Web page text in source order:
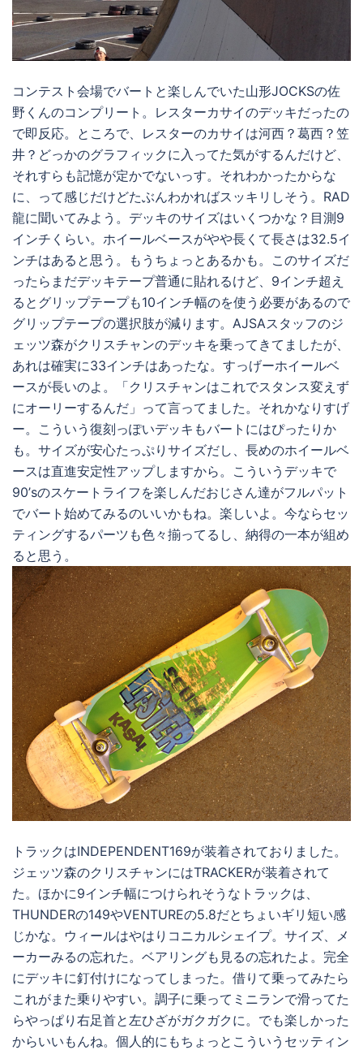
コンテスト会場でバートと楽しんでいた山形JOCKSの佐
野くんのコンプリート。レスターカサイのデッキだったの
で即反応。ところで、レスターのカサイは河西？葛西？笠
井？どっかのグラフィックに入ってた気がするんだけど、
それすらも記憶が定かでないっす。それわかったからな
に、って感じだけどたぶんわかればスッキリしそう。RAD
龍に聞いてみよう。デッキのサイズはいくつかな？目測9
インチくらい。ホイールベースがやや長くて長さは32.5イ
ンチはあると思う。もうちょっとあるかも。このサイズだ
ったらまだデッキテープ普通に貼れるけど、9インチ超え
るとグリップテープも10インチ幅のを使う必要があるので
グリップテープの選択肢が減ります。AJSAスタッフのジ
ェッツ森がクリスチャンのデッキを乗ってきてましたが、
あれは確実に33インチはあったな。すっげーホイールベ
ースが長いのよ。「クリスチャンはこれでスタンス変えず
にオーリーするんだ」って言ってました。それかなりすげ
ー。こういう復刻っぽいデッキもバートにはぴったりか
も。サイズが安心たっぷりサイズだし、長めのホイールベ
ースは直進安定性アップしますから。こういうデッキで
90’sのスケートライフを楽しんだおじさん達がフルパット
でバート始めてみるのいいかもね。楽しいよ。今ならセッ
ティングするパーツも色々揃ってるし、納得の一本が組め
ると思う。
トラックはINDEPENDENT169が装着されておりました。
ジェッツ森のクリスチャンにはTRACKERが装着されて
た。ほかに9インチ幅につけられそうなトラックは、
THUNDERの149やVENTUREの5.8だとちょいギリ短い感
じかな。ウィールはやはりコニカルシェイプ。サイズ、メ
ーカーみるの忘れた。ベアリングも見るの忘れたよ。完全
にデッキに釘付けになってしまった。借りて乗ってみたら
これがまた乗りやすい。調子に乗ってミニランで滑ってた
らやっぱり右足首と左ひざがガクガクに。でも楽しかった
からいいもんね。個人的にもちょっとこういうセッティン